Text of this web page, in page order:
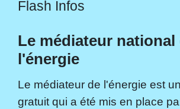
Flash Infos
Le médiateur national
l'énergie
Le médiateur de l'énergie est
gratuit qui a été mis en place